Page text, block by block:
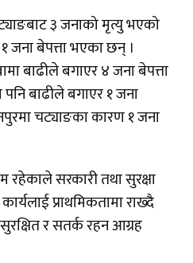
३ जनाको मृत्यु भएको
जना बेपत्ता भएका छन् ।
बाढीले बगाएर ४ जना बेपत्ता
बाढीले बगाएर १ जना
चट्याङका कारण १ जना
सरकारी तथा सुरक्षा
प्राथमिकतामा राख्दै
र सतर्क रहन आग्रह